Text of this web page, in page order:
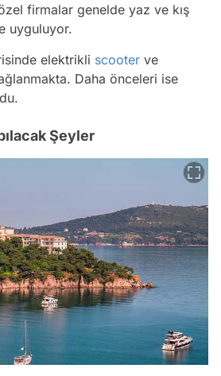
firmalar genelde yaz ve kış
uyguluyor.
elektrikli scooter ve
Daha önceleri ise
Şeyler